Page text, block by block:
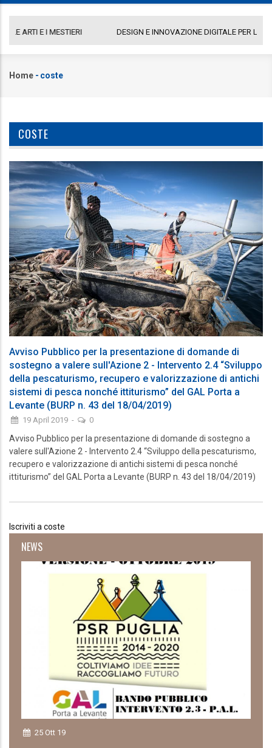
DESIGN E INNOVAZIONE DIGITALE PER LE ARTI E I MESTIERI
Briciole
Home - coste
COSTE
Avviso Pubblico per la presentazione di domande di
sostegno a valere sull'Azione 2 - Intervento 2.4 “Sviluppo
della pescaturismo, recupero e valorizzazione di antichi
sistemi di pesca nonché ittiturismo” del GAL Porta a
Levante (BURP n. 43 del 18/04/2019)
19 April 2019 - 0
Avviso Pubblico per la presentazione di domande di sostegno a
valere sull'Azione 2 - Intervento 2.4 “Sviluppo della pescaturismo,
recupero e valorizzazione di antichi sistemi di pesca nonché
ittiturismo” del GAL Porta a Levante (BURP n. 43 del 18/04/2019)
Iscriviti a coste
NEWS
25 Ott 19